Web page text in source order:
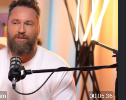
00:05:36